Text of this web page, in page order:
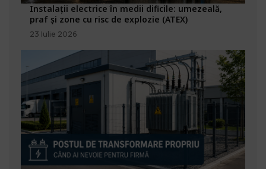
Instalații electrice în medii dificile: umezeală,
praf și zone cu risc de explozie (ATEX)
23 Iulie 2026